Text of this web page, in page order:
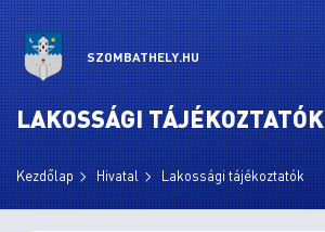
SZOMBATHELY.HU
LAKOSSÁGI TÁJÉKOZTATÓK
Kezdőlap Hivatal Lakossági tájékoztatók